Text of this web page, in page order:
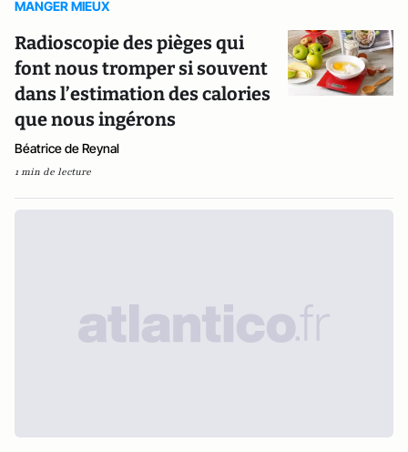
MANGER MIEUX
Radioscopie des pièges qui
font nous tromper si souvent
dans l’estimation des calories
que nous ingérons
Béatrice de Reynal
1 min de lecture